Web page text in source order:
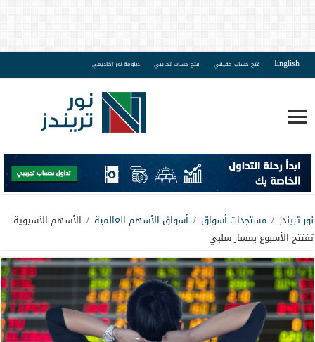
English فتح حساب حقيقي فتح حساب تجريبي دبلومة نور اكاديمي
نور تريندز / مستجدات أسواق / أسواق الأسهم العالمية / الأسهم الآسيوية
تفتتح الأسبوع بمسار سلبي